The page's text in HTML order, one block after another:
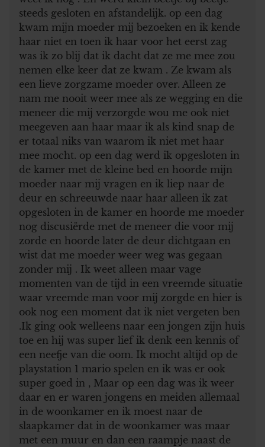
steeds gesloten en afstandelijk. op een dag
kwam mijn moeder mij bezoeken en ik kende
haar niet en toen ik haar voor het eerst zag
was ik zo blij dat ik dacht dat ze me mee zou
nemen elke keer dat ze kwam . Ze kwam als
een lieve zorgzame moeder over. Alleen ze
nam me nooit weer mee als ze wegging en die
meneer die mij verzorgde wou me ook niet
meegeven aan haar maar ik als kind snap de
er totaal niks van waarom ik niet met haar
mee mocht. op een dag werd ik opgesloten in
de kamer met de kleine bed en hoorde mijn
moeder naar mij vragen en ik liep naar de
deur en schreeuwde naar haar alleen ik zat
opgesloten in de kamer en hoorde me moeder
nog discusiërde met de meneer die voor mij
zorde en hoorde later de deur dichtgaan en
wist dat me moeder weer weg was gegaan
zonder mij . Ik weet alleen maar vage
momenten van de tijd in een vreemde situatie
waar vreemde man voor mij zorgde en hier is
ook nog een moment dat ik niet vergeten ben
.Ik ging ook welleens naar een jongen zijn huis
toe en hij was super lief ik denk een kennis of
een neefje van die oom. Ik mocht altijd op de
playstation 1 mario spelen en ik was er ook
super goed in , Maar op een dag was ik weer
daar en er waren jongens en meiden allemaal
in de woonkamer en ik moest naar de
slaapkamer dat in de woonkamer was maar
met een muur en dan een raampje naast de